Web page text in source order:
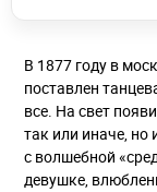
В 1877 году в
поставлен
все. На свет
так или иначе, но
с волшебной
девушке,